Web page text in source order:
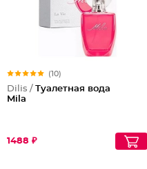
(10)
Dilis / Туалетная вода
Mila
1488 ₽